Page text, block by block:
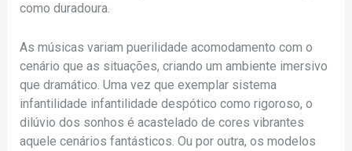
como duradoura.
As músicas variam puerilidade acomodamento com o
cenário que as situações, criando um ambiente imersivo
que dramático. Uma vez que exemplar sistema
infantilidade infantilidade despótico como rigoroso, o
dilúvio dos sonhos é acastelado de cores vibrantes
aquele cenários fantásticos. Ou por outra, os modelos